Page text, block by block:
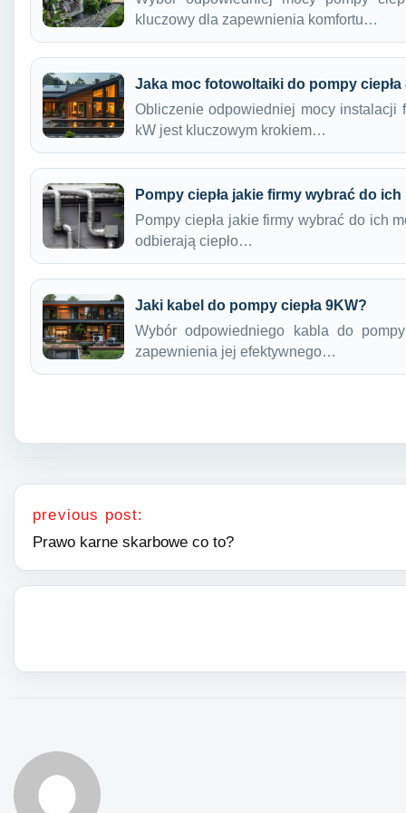
kluczowy dla zapewnienia komfortu…
Jaka moc fotowoltaiki do pompy ciepła
Obliczenie odpowiedniej mocy instalacji
kW jest kluczowym krokiem…
Pompy ciepła jakie firmy wybrać do
Pompy ciepła jakie firmy wybrać do ich
odbierają ciepło…
Jaki kabel do pompy ciepła 9KW?
Wybór odpowiedniego kabla do
zapewnienia jej efektywnego…
Nawigacja wpisu
previous post:
Prawo karne skarbowe co to?